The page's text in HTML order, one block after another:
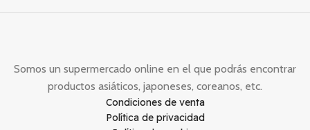
Somos un supermercado online en el que podrás encontrar
productos asiáticos, japoneses, coreanos, etc.
Condiciones de venta
Política de privacidad